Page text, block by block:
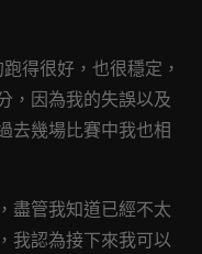
得很好，也很穩定，
，因為我的失誤以及
去幾場比賽中我也相
盡管我知道已經不太
我認為接下來我可以